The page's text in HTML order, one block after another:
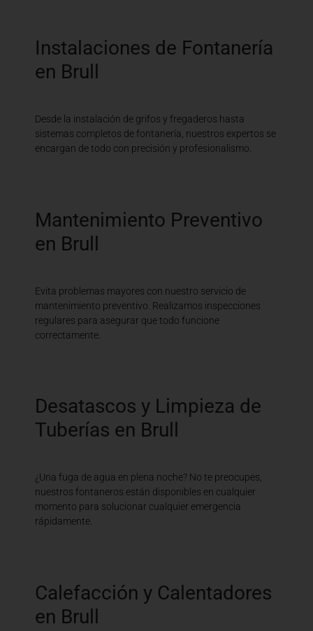
Instalaciones de Fontanería
en Brull
Desde la instalación de grifos y fregaderos hasta
sistemas completos de fontanería, nuestros expertos se
encargan de todo con precisión y profesionalismo.
Mantenimiento Preventivo
en Brull
Evita problemas mayores con nuestro servicio de
mantenimiento preventivo. Realizamos inspecciones
regulares para asegurar que todo funcione
correctamente.
Desatascos y Limpieza de
Tuberías en Brull
¿Una fuga de agua en plena noche? No te preocupes,
nuestros fontaneros están disponibles en cualquier
momento para solucionar cualquier emergencia
rápidamente.
Calefacción y Calentadores
en Brull